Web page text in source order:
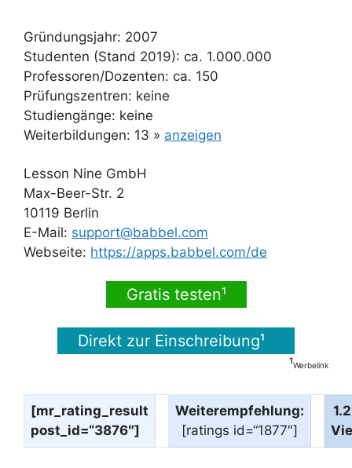
Gründungsjahr: 2007
Studenten (Stand 2019): ca. 1.000.000
Professoren/Dozenten: ca. 150
Prüfungszentren: keine
Studiengänge: keine
Weiterbildungen: 13 » anzeigen
Lesson Nine GmbH
Max-Beer-Str. 2
10119 Berlin
E-Mail: support@babbel.com
Webseite: https://apps.babbel.com/de
Gratis testen¹
Direkt zur Einschreibung¹
¹Werbelink
[mr_rating_result
post_id=“3876″]
Weiterempfehlung:
[ratings id=“1877″]